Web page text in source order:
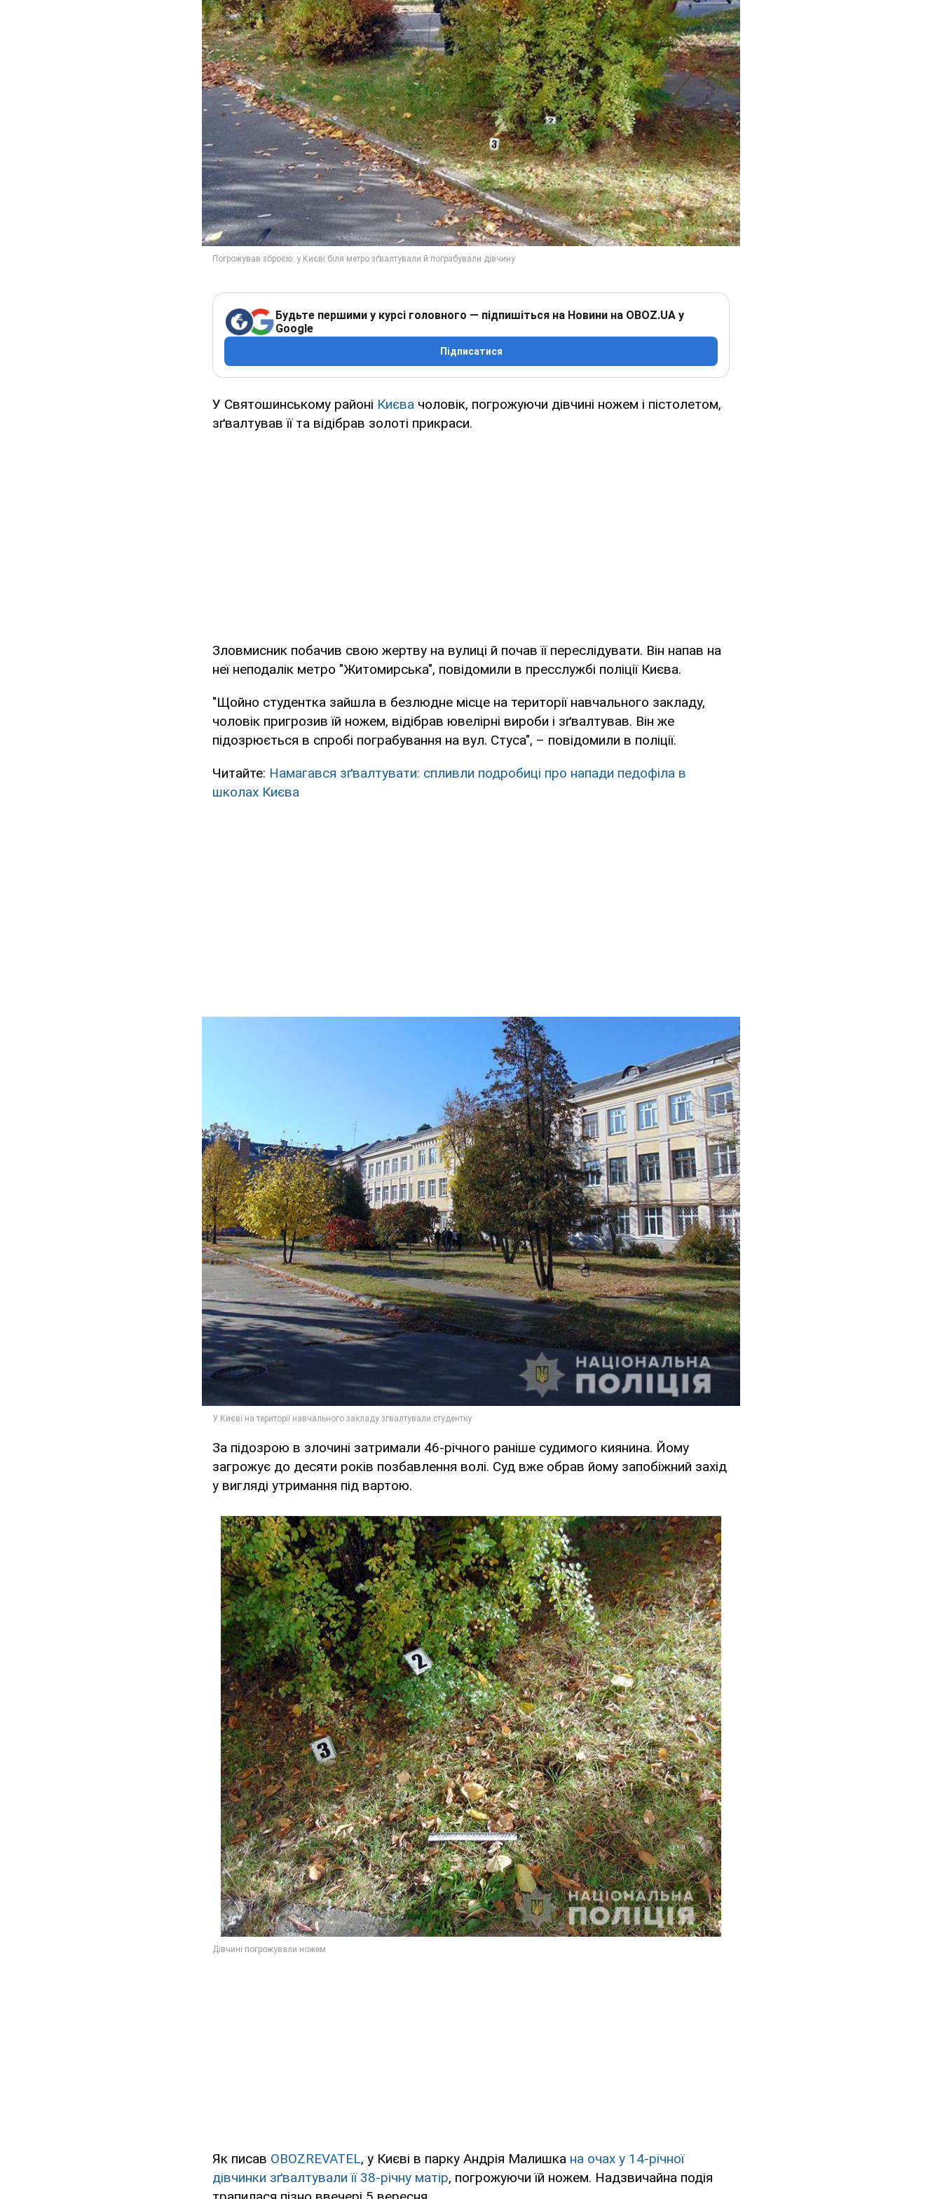
Будьте першими у курсі головного — підпишіться на Новини на OBOZ.UA у
Google
Підписатися
У Святошинському районі Києва чоловік, погрожуючи дівчині ножем і пістолетом,
зґвалтував її та відібрав золоті прикраси.
Зловмисник побачив свою жертву на вулиці й почав її переслідувати. Він напав на
неї неподалік метро "Житомирська", повідомили в пресслужбі поліції Києва.
"Щойно студентка зайшла в безлюдне місце на території навчального закладу,
чоловік пригрозив їй ножем, відібрав ювелірні вироби і зґвалтував. Він же
підозрюється в спробі пограбування на вул. Стуса", – повідомили в поліції.
Читайте: Намагався зґвалтувати: спливли подробиці про напади педофіла в
школах Києва
За підозрою в злочині затримали 46-річного раніше судимого киянина. Йому
загрожує до десяти років позбавлення волі. Суд вже обрав йому запобіжний захід
у вигляді утримання під вартою.
Як писав OBOZREVATEL, у Києві в парку Андрія Малишка на очах у 14-річної
дівчинки зґвалтували її 38-річну матір, погрожуючи їй ножем. Надзвичайна подія